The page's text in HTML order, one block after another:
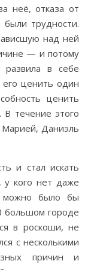
неё, отказа от
трудности.
над ней
— и потому
в себе
его ценить один
ценить
течение этого
Марией, Даниэль
и стал искать
у кого нет даже
можно было бы
большом городе
в роскоши, не
с несколькими
причин и